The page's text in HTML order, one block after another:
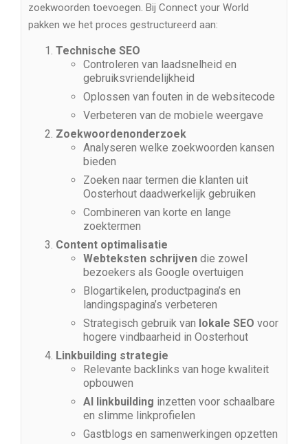
zoekwoorden toevoegen. Bij Connect your World
pakken we het proces gestructureerd aan:
Technische SEO
Controleren van laadsnelheid en
gebruiksvriendelijkheid
Oplossen van fouten in de websitecode
Verbeteren van de mobiele weergave
Zoekwoordenonderzoek
Analyseren welke zoekwoorden kansen
bieden
Zoeken naar termen die klanten uit
Oosterhout daadwerkelijk gebruiken
Combineren van korte en lange
zoektermen
Content optimalisatie
Webteksten schrijven die zowel
bezoekers als Google overtuigen
Blogartikelen, productpagina’s en
landingspagina’s verbeteren
Strategisch gebruik van lokale SEO voor
hogere vindbaarheid in Oosterhout
Linkbuilding strategie
Relevante backlinks van hoge kwaliteit
opbouwen
AI linkbuilding inzetten voor schaalbare
en slimme linkprofielen
Gastblogs en samenwerkingen opzetten